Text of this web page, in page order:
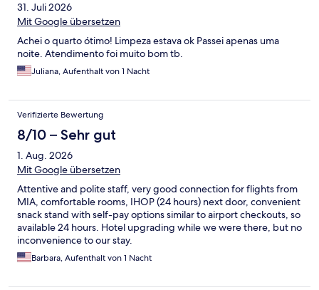
31. Juli 2026
Mit Google übersetzen
Achei o quarto ótimo! Limpeza estava ok Passei apenas uma
noite. Atendimento foi muito bom tb.
Juliana, Aufenthalt von 1 Nacht
Verifizierte Bewertung
8/10 – Sehr gut
1. Aug. 2026
Mit Google übersetzen
Attentive and polite staff, very good connection for flights from
MIA, comfortable rooms, IHOP (24 hours) next door, convenient
snack stand with self-pay options similar to airport checkouts, so
available 24 hours. Hotel upgrading while we were there, but no
inconvenience to our stay.
Barbara, Aufenthalt von 1 Nacht